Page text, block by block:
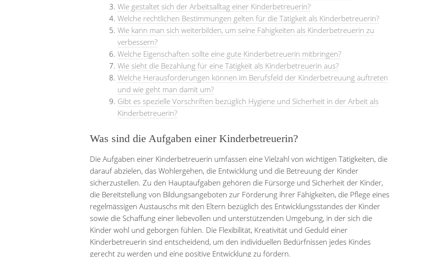
Wie gestaltet sich der Arbeitsalltag einer Kinderbetreuerin?
Welche rechtlichen Bestimmungen gelten für die Tätigkeit als Kinderbetreuerin?
Wie kann man sich weiterbilden, um seine Fähigkeiten als Kinderbetreuerin zu
verbessern?
Welche Eigenschaften sollte eine gute Kinderbetreuerin mitbringen?
Wie sieht die Bezahlung für eine Tätigkeit als Kinderbetreuerin aus?
Welche Herausforderungen können im Berufsfeld der Kinderbetreuung auftreten
und wie geht man damit um?
Gibt es spezielle Vorschriften bezüglich Hygiene und Sicherheit in der Arbeit als
Kinderbetreuerin?
Was sind die Aufgaben einer Kinderbetreuerin?
Die Aufgaben einer Kinderbetreuerin umfassen eine Vielzahl von wichtigen Tätigkeiten, die
darauf abzielen, das Wohlergehen, die Entwicklung und die Betreuung der Kinder
sicherzustellen. Zu den Hauptaufgaben gehören die Fürsorge und Sicherheit der Kinder,
die Bereitstellung von Bildungsangeboten zur Förderung ihrer Fähigkeiten, die Pflege eines
regelmässigen Austauschs mit den Eltern bezüglich des Entwicklungsstandes der Kinder
sowie die Schaffung einer liebevollen und unterstützenden Umgebung, in der sich die
Kinder wohl und geborgen fühlen. Die Flexibilität, Kreativität und Geduld einer
Kinderbetreuerin sind entscheidend, um den individuellen Bedürfnissen jedes Kindes
gerecht zu werden und eine positive Entwicklung zu fördern.